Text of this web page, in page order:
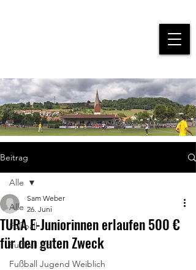
Beitrag
Alle
Fußball
Fußball AH
Fußball Jugend Weiblich
Alle
TURA E-Juniorinnen erlaufen 500 €
für den guten Zweck
Sam Weber
26. Juni